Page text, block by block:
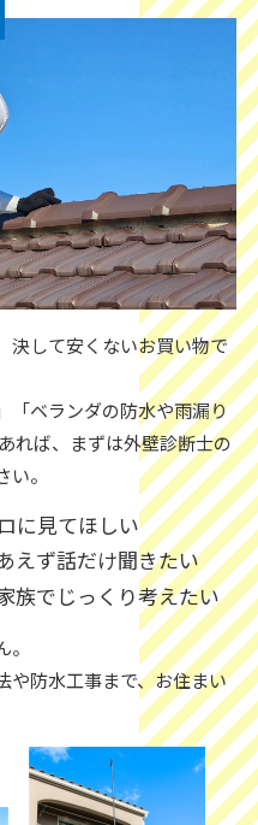
決して安くないお買い物で
「ベランダの防水や雨漏り
れば、まずは外壁診断士の
。
に見てほしい
えず話だけ聞きたい
族でじっくり考えたい
や防水工事まで、お住まい